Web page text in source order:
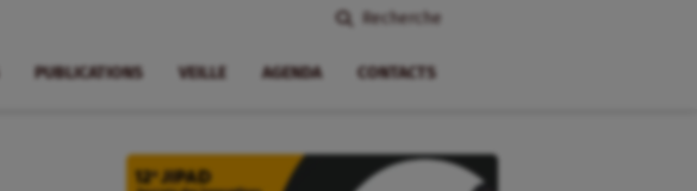
Recherche
PUBLICATIONS VEILLE AGENDA CONTACTS